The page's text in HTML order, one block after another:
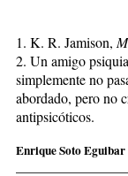
1. K. R. Jamison,
2. Un amigo
simplemente no
abordado, pero no
antipsicóticos.
Enrique Soto Eguibar